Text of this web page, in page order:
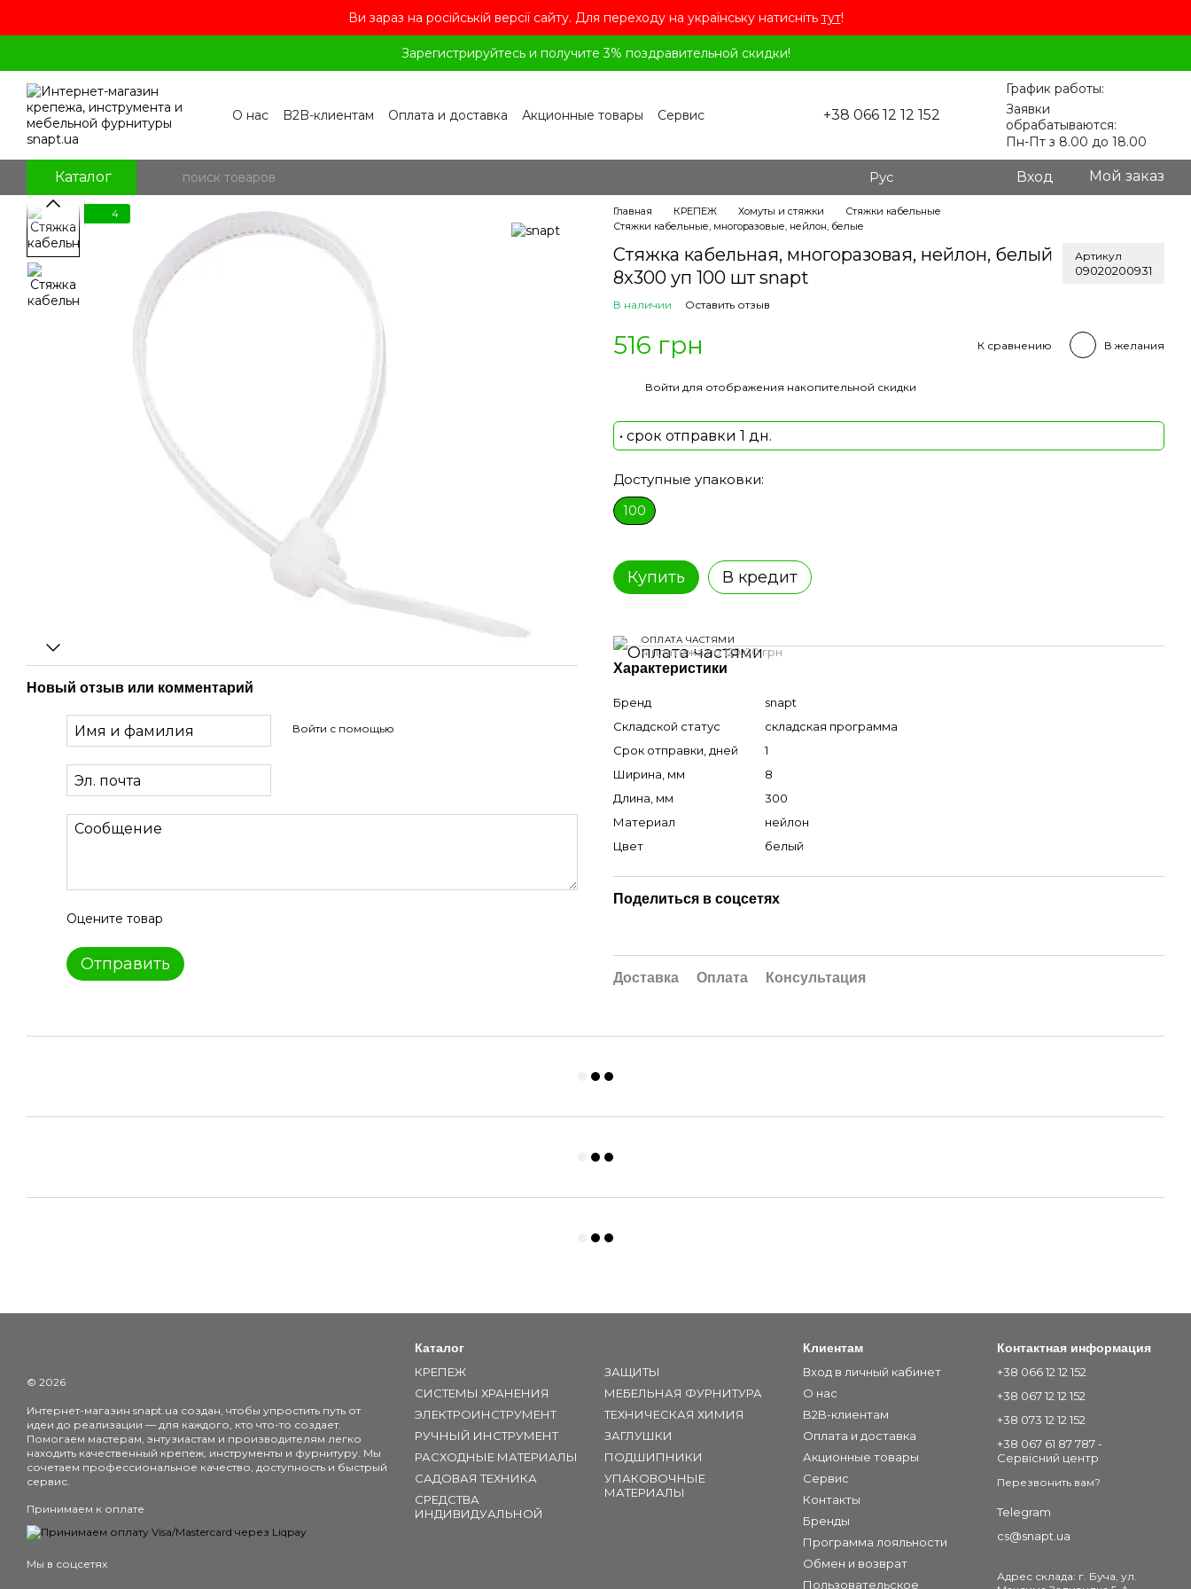
Ви зараз на російській версії сайту. Для переходу на українську натисніть тут!
Зарегистрируйтесь и получите 3% поздравительной скидки!
О нас B2B-клиентам Оплата и доставка Акционные товары
Сервис
+38 066 12 12 152
График работы:
Заявки
обрабатываются:
Пн-Пт з 8.00 до 18.00
Каталог Рус Вход Мой заказ
4
Новый отзыв или комментарий
Войти с помощью
Оцените товар
Отправить
Главная КРЕПЕЖ Хомуты и стяжки
Стяжки кабельные
Стяжки кабельные, многоразовые, нейлон, белые
Стяжка кабельная, многоразовая, нейлон, белый
8x300 уп 100 шт snapt
Артикул
09020200931
В наличии Оставить отзыв
516 грн К сравнению В желания
Войти для отображения накопительной скидки
• срок отправки 1 дн.
Доступные упаковки:
100
Купить В кредит
ОПЛАТА ЧАСТЯМИ
4 платежа по 129.00 грн
Характеристики
Бренд
snapt
Складской статус
складская программа
Срок отправки, дней
1
Ширина, мм
8
Длина, мм
300
Материал
нейлон
Цвет
белый
Поделиться в соцсетях
Доставка Оплата Консультация
© 2026
Интернет-магазин snapt.ua создан, чтобы упростить путь от
идеи до реализации — для каждого, кто что-то создает.
Помогаем мастерам, энтузиастам и производителям легко
находить качественный крепеж, инструменты и фурнитуру. Мы
сочетаем профессиональное качество, доступность и быстрый
сервис.
Принимаем к оплате
Мы в соцсетях
Каталог
КРЕПЕЖ
СИСТЕМЫ ХРАНЕНИЯ
ЭЛЕКТРОИНСТРУМЕНТ
РУЧНЫЙ ИНСТРУМЕНТ
РАСХОДНЫЕ МАТЕРИАЛЫ
САДОВАЯ ТЕХНИКА
СРЕДСТВА
ИНДИВИДУАЛЬНОЙ
ЗАЩИТЫ
МЕБЕЛЬНАЯ ФУРНИТУРА
ТЕХНИЧЕСКАЯ ХИМИЯ
ЗАГЛУШКИ
ПОДШИПНИКИ
УПАКОВОЧНЫЕ
МАТЕРИАЛЫ
Клиентам
Вход в личный кабинет
О нас
B2B-клиентам
Оплата и доставка
Акционные товары
Сервис
Контакты
Бренды
Программа лояльности
Обмен и возврат
Пользовательское
Контактная информация
+38 066 12 12 152
+38 067 12 12 152
+38 073 12 12 152
+38 067 61 87 787 -
Сервісний центр
Перезвонить вам?
Telegram
cs@snapt.ua
Адрес склада: г. Буча, ул.